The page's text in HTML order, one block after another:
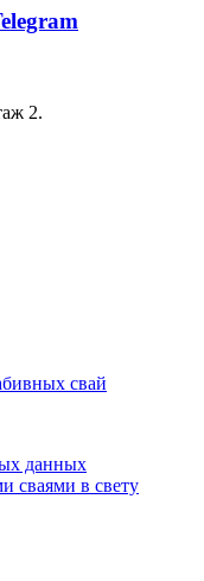
2.
свай
данных
сваями в свету